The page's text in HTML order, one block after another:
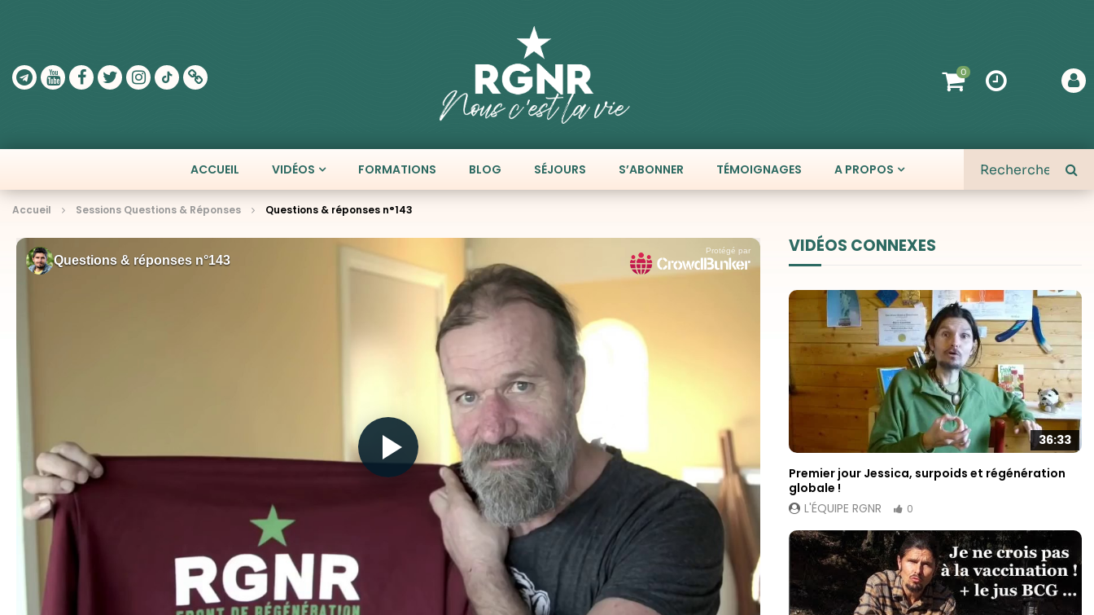
0
ACCUEIL VIDÉOS FORMATIONS BLOG SÉJOURS S’ABONNER TÉMOIGNAGES A PROPOS
Accueil Sessions Questions & Réponses Questions & réponses n°143
VIDÉOS CONNEXES
36:33
Premier jour Jessica, surpoids et régénération
globale !
L'ÉQUIPE RGNR
0
Nécessaire
Ces cookies ne